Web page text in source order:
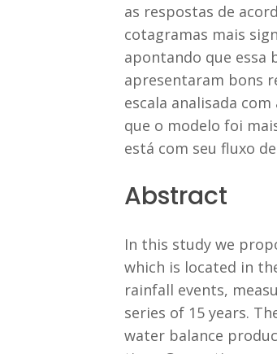
as respostas de
cotagramas mais
apontando que essa
apresentaram bons
escala analisada
que o modelo foi
está com seu fluxo
Abstract
In this study we
which is located in
rainfall events,
series of 15 years.
water balance